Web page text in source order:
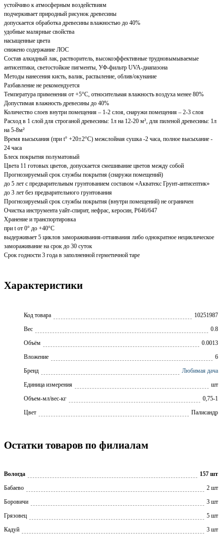
устойчиво к атмосферным воздействиям
подчеркивает природный рисунок древесины
допускается обработка древесины влажностью до 40%
удобные малярные свойства
насыщенные цвета
снижено содержание ЛОС
Состав алкидный лак, растворитель, высокоэффективные трудновымываемые
антисептики, светостойкие пигменты, УФ-фильтр UVA-диапазона
Методы нанесения кисть, валик, распыление, облив/окунание
Разбавление не рекомендуется
Температура применения от +5°С, относительная влажность воздуха менее 80%
Допустимая влажность древесины до 40%
Количество слоев внутри помещения – 1-2 слоя, снаружи помещения – 2-3 слоя
Расход в 1 слой для строганой древесины: 1л на 12-20 м², для пиленой древесины: 1л
на 5-8м²
Время высыхания (при t° +20±2°C) межслойная сушка -2 часа, полное высыхание -
24 часа
Блеск покрытия полуматовый
Цвета 11 готовых цветов, допускается смешивание цветов между собой
Прогнозируемый срок службы покрытия (снаружи помещений)
до 5 лет с предварительным грунтованием составом «Акватекс Грунт-антисептик»
до 3 лет без предварительного грунтования
Прогнозируемый срок службы покрытия (внутри помещений) не ограничен
Очистка инструмента уайт-спирит, нефрас, керосин, Р646/647
Хранение и транспортировка
при t от 0° до +40°С
выдерживает 5 циклов замораживания-оттаивания либо однократное нециклическое
замораживание на срок до 30 суток
Срок годности 3 года в заполненной герметичной таре
Характеристики
Код товара
10251987
Вес
0.8
Объём
0.0013
Вложение
6
Бренд
Любимая дача
Единица измерения
шт
Объем-мл/вес-кг
0,75-1
Цвет
Палисандр
Остатки товаров по филиалам
Вологда
157 шт
Бабаево
2 шт
Боровичи
3 шт
Грязовец
5 шт
Кадуй
3 шт